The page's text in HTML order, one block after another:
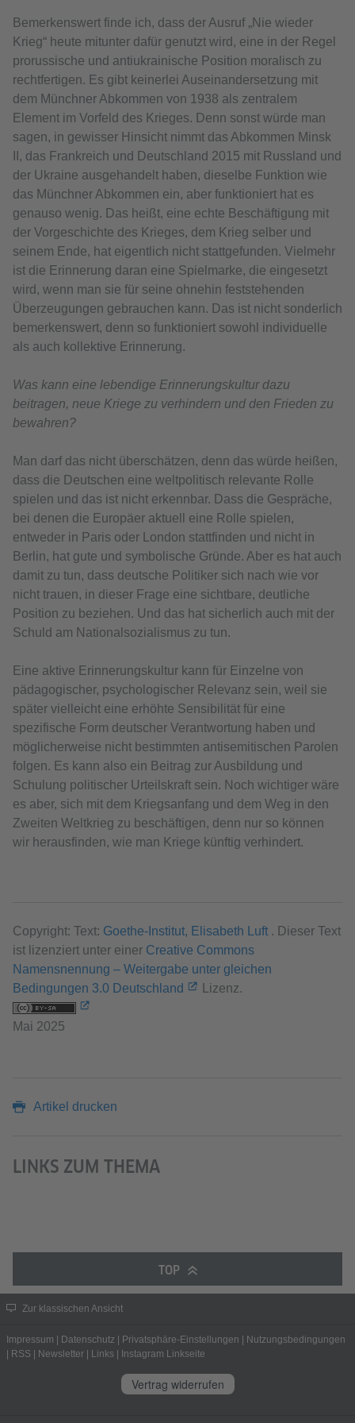
Bemerkenswert finde ich, dass der Ausruf „Nie wieder
Krieg“ heute mitunter dafür genutzt wird, eine in der Regel
prorussische und antiukrainische Position moralisch zu
rechtfertigen. Es gibt keinerlei Auseinandersetzung mit
dem Münchner Abkommen von 1938 als zentralem
Element im Vorfeld des Krieges. Denn sonst würde man
sagen, in gewisser Hinsicht nimmt das Abkommen Minsk
II, das Frankreich und Deutschland 2015 mit Russland und
der Ukraine ausgehandelt haben, dieselbe Funktion wie
das Münchner Abkommen ein, aber funktioniert hat es
genauso wenig. Das heißt, eine echte Beschäftigung mit
der Vorgeschichte des Krieges, dem Krieg selber und
seinem Ende, hat eigentlich nicht stattgefunden. Vielmehr
ist die Erinnerung daran eine Spielmarke, die eingesetzt
wird, wenn man sie für seine ohnehin feststehenden
Überzeugungen gebrauchen kann. Das ist nicht sonderlich
bemerkenswert, denn so funktioniert sowohl individuelle
als auch kollektive Erinnerung.
Was kann eine lebendige Erinnerungskultur dazu
beitragen, neue Kriege zu verhindern und den Frieden zu
bewahren?
Man darf das nicht überschätzen, denn das würde heißen,
dass die Deutschen eine weltpolitisch relevante Rolle
spielen und das ist nicht erkennbar. Dass die Gespräche,
bei denen die Europäer aktuell eine Rolle spielen,
entweder in Paris oder London stattfinden und nicht in
Berlin, hat gute und symbolische Gründe. Aber es hat auch
damit zu tun, dass deutsche Politiker sich nach wie vor
nicht trauen, in dieser Frage eine sichtbare, deutliche
Position zu beziehen. Und das hat sicherlich auch mit der
Schuld am Nationalsozialismus zu tun.
Eine aktive Erinnerungskultur kann für Einzelne von
pädagogischer, psychologischer Relevanz sein, weil sie
später vielleicht eine erhöhte Sensibilität für eine
spezifische Form deutscher Verantwortung haben und
möglicherweise nicht bestimmten antisemitischen Parolen
folgen. Es kann also ein Beitrag zur Ausbildung und
Schulung politischer Urteilskraft sein. Noch wichtiger wäre
es aber, sich mit dem Kriegsanfang und dem Weg in den
Zweiten Weltkrieg zu beschäftigen, denn nur so können
wir herausfinden, wie man Kriege künftig verhindert.
Copyright: Text: Goethe-Institut, Elisabeth Luft . Dieser Text
ist lizenziert unter einer Creative Commons
Namensnennung – Weitergabe unter gleichen
Bedingungen 3.0 Deutschland
Lizenz.
Mai 2025
Artikel drucken
LINKS ZUM THEMA
TOP
Zur klassischen Ansicht
Impressum Datenschutz Privatsphäre-Einstellungen
Nutzungsbedingungen
RSS Newsletter Links Instagram Linkseite
Vertrag widerrufen